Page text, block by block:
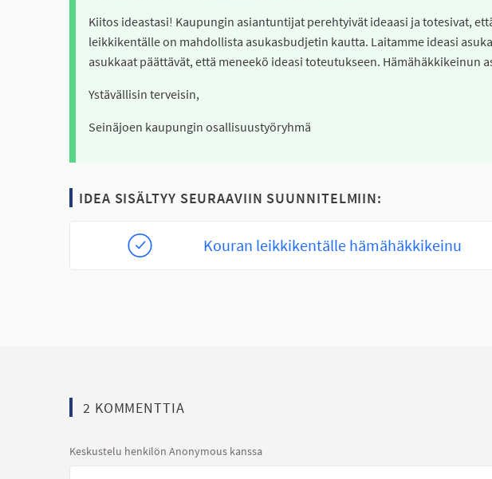
Kiitos ideastasi! Kaupungin asiantuntijat perehtyivät ideaasi ja totesivat,
leikkikentälle on mahdollista asukasbudjetin kautta. Laitamme ideasi
asukkaat päättävät, että meneekö ideasi toteutukseen. Hämähäkkikeinun
Ystävällisin terveisin,
Seinäjoen kaupungin osallisuustyöryhmä
IDEA SISÄLTYY SEURAAVIIN SUUNNITELMIIN:
Kouran leikkikentälle hämähäkkikeinu
2 KOMMENTTIA
Keskustelu henkilön Anonymous kanssa